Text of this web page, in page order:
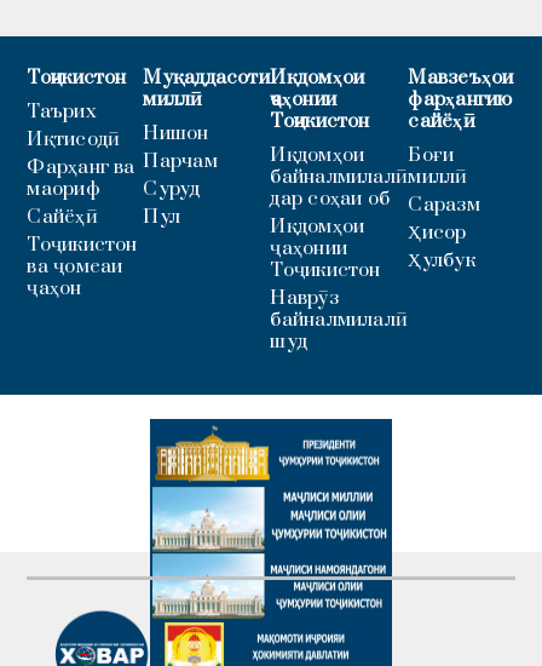
Тоҷикистон
Таърих
Иқтисодӣ
Фарҳанг ва
маориф
Сайёҳӣ
Тоҷикистон
ва ҷомеаи
ҷаҳон
Муқаддасоти
миллӣ
Нишон
Парчам
Суруд
Пул
Иқдомҳои
ҷаҳонии
Тоҷикистон
Иқдомҳои
байналмилалӣ
дар соҳаи об
Иқдомҳои
ҷаҳонии
Тоҷикистон
Наврӯз
байналмилалӣ
шуд
Мавзеъҳои
фарҳангию
сайёҳӣ
Боғи
миллӣ
Саразм
Ҳисор
Ҳулбук